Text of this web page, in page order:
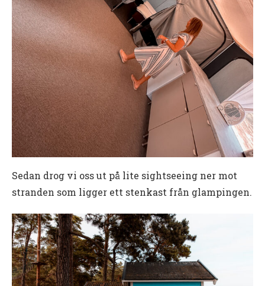
Sedan drog vi oss ut på lite sightseeing ner mot
stranden som ligger ett stenkast från glampingen.